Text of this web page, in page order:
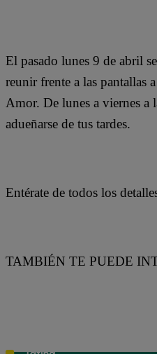
El pasado lunes 9 de abril
reunir frente a las
Amor. De lunes a viernes a
adueñarse de tus tardes.
Entérate de todos los
TAMBIÉN TE PUEDE